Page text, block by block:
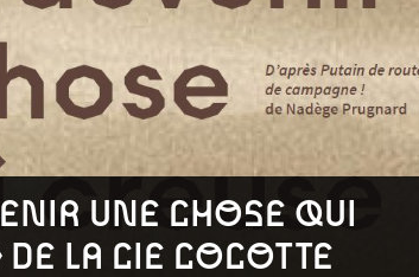
UNE CHOSE QUI
DE LA CIE COCOTTE